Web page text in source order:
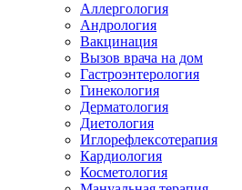
Аллергология
Андрология
Вакцинация
Вызов врача на дом
Гастроэнтерология
Гинекология
Дерматология
Диетология
Иглорефлексотерапия
Кардиология
Косметология